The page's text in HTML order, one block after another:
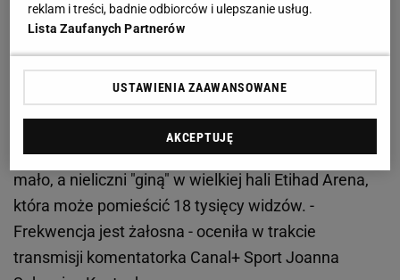
głośno i rywale mogą to usłyszeć."
Pustki na trybunach
Przy głośno reagujących kibicach na trybunach do
kibiców właśnie brakuje. Jest ich zdecydowanie za
mało, a nieliczni "giną" w wielkiej hali Etihad Arena,
która może pomieścić 18 tysięcy widzów. -
Frekwencja jest żałosna - oceniła w trakcie
transmisji komentatorka Canal+ Sport Joanna
reklam i treści, badnie odbiorców i ulepszanie usług.
Lista Zaufanych Partnerów
USTAWIENIA ZAAWANSOWANE
AKCEPTUJĘ